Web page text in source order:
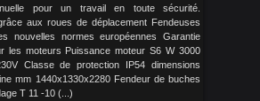
pour un travail en toute sécurité.
aux roues de déplacement Fendeuses
nouvelles normes européennes Garantie
les moteurs Puissance moteur S6 W 3000
Classe de protection IP54 dimensions
mm 1440x1330x2280 Fendeur de buches
T 11 -10 (...)